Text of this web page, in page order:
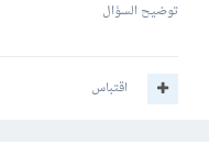
توضيح السؤال
اقتباس